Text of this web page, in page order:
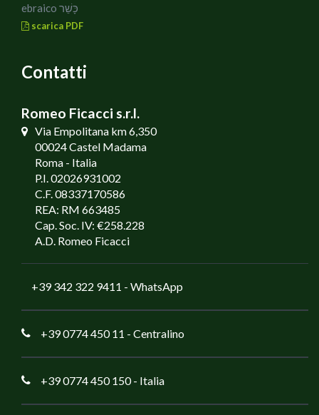
ebraico כָּשֵׁר
scarica PDF
Contatti
Romeo Ficacci s.r.l.
Via Empolitana km 6,350
00024 Castel Madama
Roma - Italia
P.I. 02026931002
C.F. 08337170586
REA: RM 663485
Cap. Soc. IV: €258.228
A.D. Romeo Ficacci
+39 342 322 9411 - WhatsApp
+39 0774 450 11 - Centralino
+39 0774 450 150- Italia